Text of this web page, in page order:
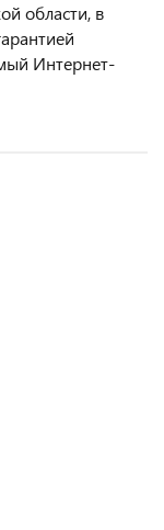
области, в
Интернет-